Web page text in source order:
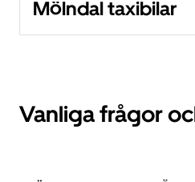
Mölndal taxibilar
Vanliga frågor